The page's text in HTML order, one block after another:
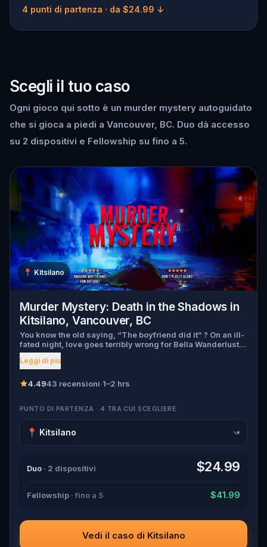
4 punti di partenza · da $24.99 ↓
Scegli il tuo caso
Ogni gioco qui sotto è un murder mystery autoguidato
che si gioca a piedi a Vancouver, BC. Duo dà accesso
su 2 dispositivi e Fellowship su fino a 5.
📍 Kitsilano
Murder Mystery: Death in the Shadows in
Kitsilano, Vancouver, BC
You know the old saying, “The boyfriend did it” ? On an ill-
fated night, love goes terribly wrong for Bella Wanderlust
and Walter Bridges . Bella, a famous travel blogger, was
found dead during a ghost tour led by the theatrical Percy
Walter, the obsessed boyfriend? Percy, the ghost tour
suspects, and expose the real murderer before they strike
down all the crucial evidence.
Leggi di più
4.4943 recensioni·1–2 hrs
PUNTO DI PARTENZA · 4 TRA CUI SCEGLIERE
▾
Duo · 2 dispositivi $24.99
Fellowship · fino a 5 $41.99
Vedi il caso di Kitsilano